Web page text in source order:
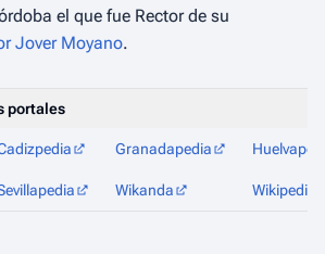
el que fue Rector de su
Jover Moyano.
portales
Granadapedia
Wikanda Wikipedia